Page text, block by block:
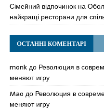
Сімейний відпочинок на
найкращі ресторани для
ОСТАННІ КОМЕНТАРІ
monkдо Революция в
меняют игру
Mao до Революция в
меняют игру